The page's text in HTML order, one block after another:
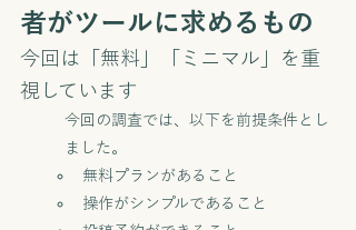
者がツールに求めるもの
今回は「無料」「ミニマル」を重
視しています
今回の調査では、以下を前提条件とし
ました。
無料プランがあること
操作がシンプルであること